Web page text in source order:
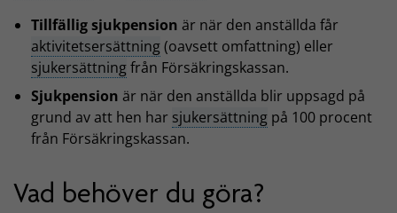
Tillfällig sjukpension är när den anställda får
aktivitetsersättning(oavsett omfattning) eller
sjukersättningfrån Försäkringskassan.
Sjukpension är när den anställda blir uppsagd på
grund av att hen har sjukersättning på 100 procent
från Försäkringskassan.
Vad behöver du göra?